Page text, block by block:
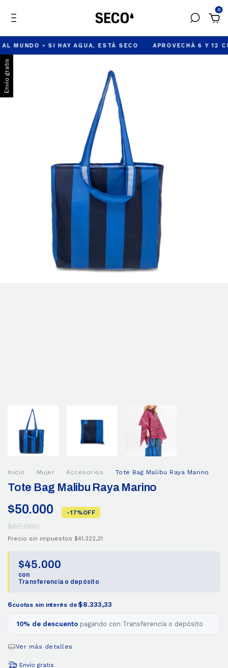
0
• SI HAY AGUA, ESTÁ SECO APROVECHÀ 6 Y 12
Envío gratis
Inicio . Mujer . Accesorios . Tote Bag Malibu Raya Marino
Tote Bag Malibu Raya Marino
$50.000 -17%OFF
$60.000
Precio sin impuestos $41.322,31
$45.000
con
Transferencia o depósito
6cuotas sin interés de$8.333,33
10% de descuento pagando con Transferencia o depósito
Ver más detalles
Envío gratis